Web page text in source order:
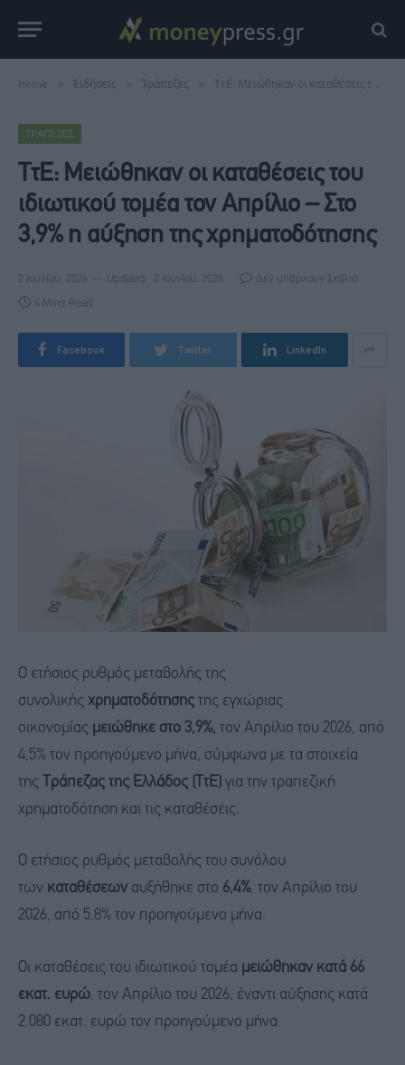
Home Ειδήσεις Τράπεζες ΤτΕ: Μειώθηκαν οι καταθέσεις του ιδιωτικού τομέα τον Απρίλιο – Στο 3,9% η αύξηση της χρηματοδότησης
ΤΡΆΠΕΖΕΣ
ΤτΕ: Μειώθηκαν οι καταθέσεις του
ιδιωτικού τομέα τον Απρίλιο – Στο
3,9% η αύξηση της χρηματοδότησης
2 Ιουνίου, 2026 Updated: 2 Ιουνίου, 2026 Δεν υπάρχουν Σχόλια
4 Mins Read
Facebook Twitter LinkedIn
Ο ετήσιος ρυθμός μεταβολής της
συνολικής χρηματοδότησης της εγχώριας
οικονομίας μειώθηκε στο 3,9%, τον Απρίλιο του 2026, από
4,5% τον προηγούμενο μήνα, σύμφωνα με τα στοιχεία
της
Τράπεζας της Ελλάδος (ΤτΕ) για την τραπεζική
χρηματοδότηση και τις καταθέσεις.
Ο ετήσιος ρυθμός μεταβολής του συνόλου
των καταθέσεων αυξήθηκε στο 6,4%, τον Απρίλιο του
2026, από 5,8% τον προηγούμενο μήνα.
Οι καταθέσεις του ιδιωτικού τομέα μειώθηκαν κατά 66
εκατ. ευρώ, τον Απρίλιο του 2026, έναντι αύξησης κατά
2.080 εκατ. ευρώ τον προηγούμενο μήνα.